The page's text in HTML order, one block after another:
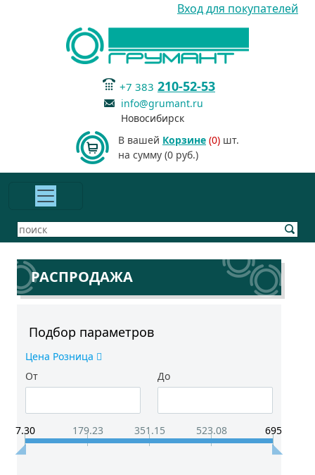
Вход для покупателей
+7 383 210-52-53
info@grumant.ru
Новосибирск
В вашей Корзине (0) шт.
на сумму (0 руб.)
РАСПРОДАЖА
Подбор параметров
Цена Розница
От
До
7.30 179.23 351.15 523.08 695